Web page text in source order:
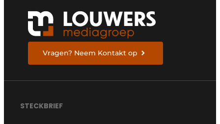
Vragen? Neem Kontakt op
STECKBRIEF